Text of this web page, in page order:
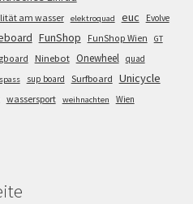
am wasser elektroquad euc
Evolve
FunShop FunShop Wien GT
Ninebot Onewheel quad
spass sup board Surfboard Unicycle
wassersport weihnachten
Wien